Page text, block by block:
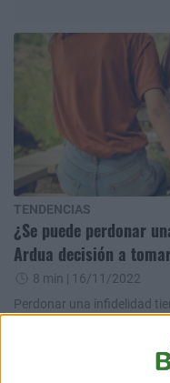
TENDENCIAS
¿Se puede perdonar
Ardua decisión a
8 min | 16/11/2022
Perdonar una infidelidad